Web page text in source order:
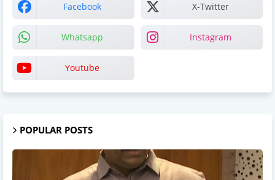
Facebook X-Twitter
Whatsapp Instagram
Youtube
POPULAR POSTS